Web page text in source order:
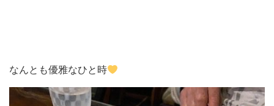
なんとも優雅なひと時